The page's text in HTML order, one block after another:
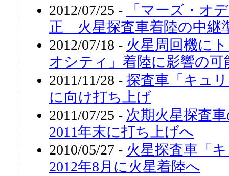
2012/07/25 -
「マーズ・オ
正 火星探査車着陸の中継
2012/07/18 - 火星周回機に
オシティ」着陸に影響の可
2011/11/28 - 探査車「キュ
に向け打ち上げ
2011/07/25 - 次期火星探査
2011年末に打ち上げへ
2010/05/27 - 火星探査車「
2012年8月に火星着陸へ